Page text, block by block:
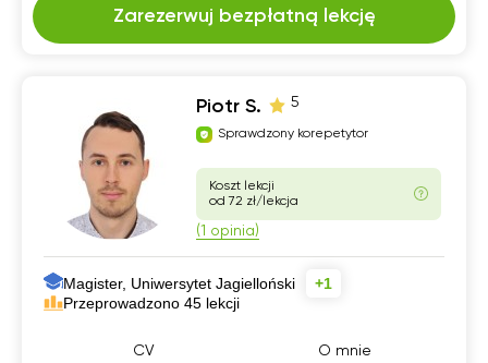
Zarezerwuj bezpłatną lekcję
Piotr S. 5
Sprawdzony korepetytor
Koszt lekcji
od 72 zł/lekcja
(1 opinia)
Magister, Uniwersytet Jagielloński
+1
Przeprowadzono 45 lekcji
CV O mnie